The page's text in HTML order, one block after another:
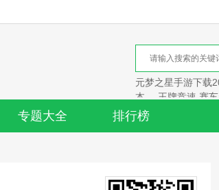
元梦之星手游下载
本
王牌竞速 赛
专题大全 排行榜